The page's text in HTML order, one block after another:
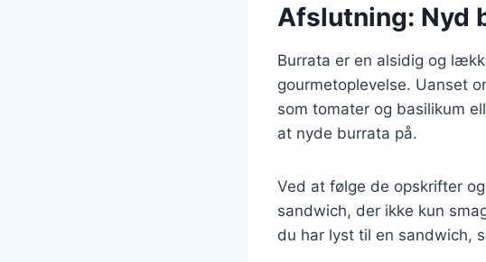
Afslutning: Nyd
Burrata er en alsidig og
gourmetoplevelse. Uanset
som tomater og basilikum
at nyde burrata på.
Ved at følge de opskrifter
sandwich, der ikke kun
du har lyst til en sandwich,